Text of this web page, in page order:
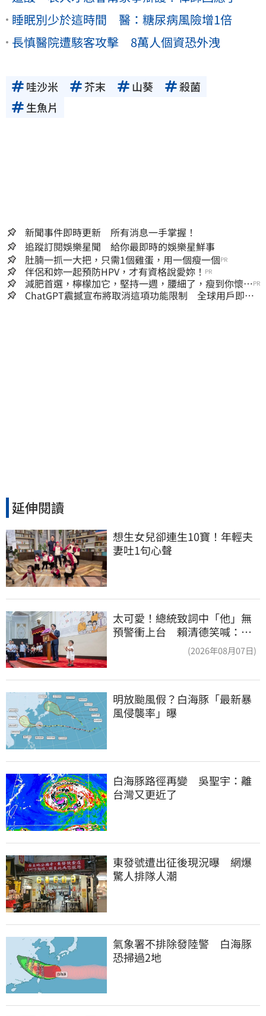
睡眠別少於這時間 醫：糖尿病風險增1倍
長慎醫院遭駭客攻擊 8萬人個資恐外洩
哇沙米 芥末 山葵
殺菌
生魚片
新聞事件即時更新 所有消息一手掌握！
追蹤訂閱娛樂星聞 給你最即時的娛樂星鮮事
肚腩一抓一大把，只需1個雞蛋，用一個瘦一個PR
伴侶和妳一起預防HPV，才有資格說愛妳！ PR
減肥首選，檸檬加它，堅持一週，腰細了，瘦到你懷疑
人生
PR
ChatGPT震撼宣布將取消這項功能限制 全球用戶即刻
延伸閱讀
想生女兒卻連生10寶！年輕夫
妻吐1句心聲
太可愛！總統致詞中「他」無
預警衝上台 賴清德笑喊：卸
(2026年08月07日)
明放颱風假？白海豚「最新暴
風侵襲率」曝
白海豚路徑再變　吳聖宇：離
台灣又更近了
東發號遭出征後現況曝　網爆
驚人排隊人潮
氣象署不排除發陸警　白海豚
恐掃過2地